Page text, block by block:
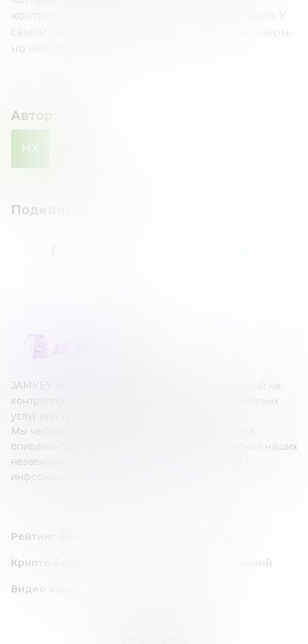
контрольный пакет акций многих компаний. У
самой Berkshire Hathaway тоже есть акционеры,
но нет мажоритарного.
Автор
НХ
Поделиться новостью
JAMKEY является независимым ресурсом, который не
контролируется каким-либо оператором финансовых
услуг или другим учреждением.
Мы честно создаем наши обзоры и руководства,
опираясь только на собственные знания и мнение наших
независимых экспертов; все это создано лишь в
информационных целях.
Рейтинг брокеров
Крипто-брокеры
Видео канал